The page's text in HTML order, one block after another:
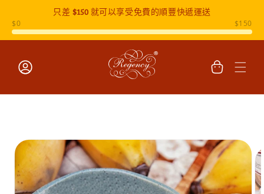
只差 $150就可以享受免費的順豐快遞運送
物